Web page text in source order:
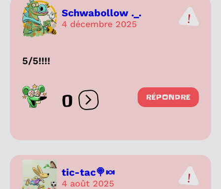
Schwabollow ._.
4 décembre 2025
5/5!!!!
0 Ouvrir les réactions
RÉPONDRE
tic-tac🍭🍬
4 août 2025